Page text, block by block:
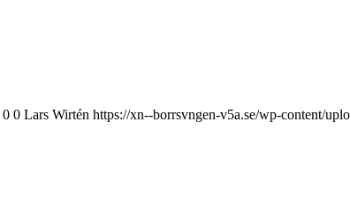
0 0 Lars Wirtén https://xn--borrsvngen-v5a.se/wp-content/